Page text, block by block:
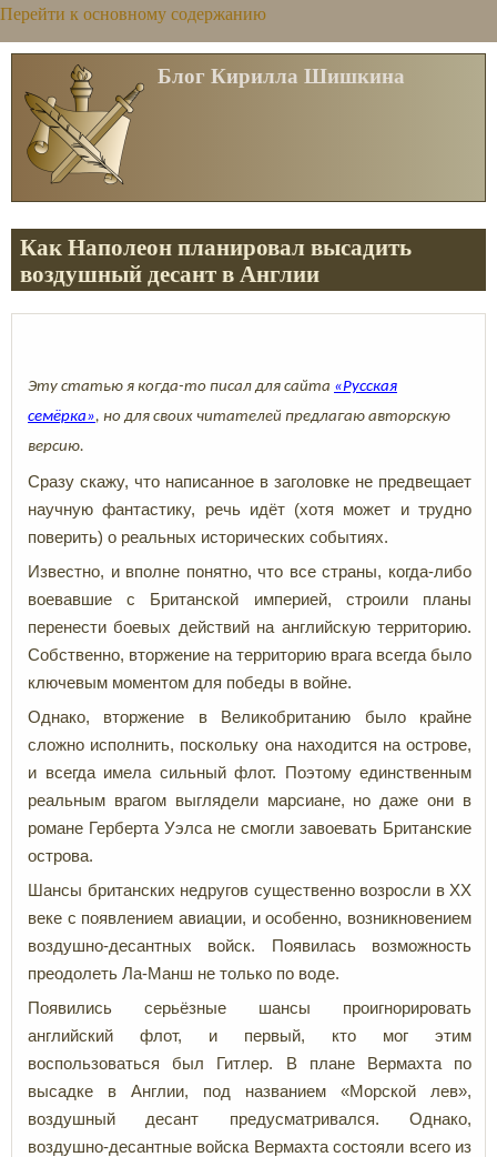
Перейти к основному содержанию
Блог Кирилла Шишкина
Как Наполеон планировал высадить
воздушный десант в Англии
Эту статью я когда-то писал для сайта «Русская
семёрка», но для своих читателей предлагаю авторскую
версию.
Сразу скажу, что написанное в заголовке не предвещает
научную фантастику, речь идёт (хотя может и трудно
поверить) о реальных исторических событиях.
Известно, и вполне понятно, что все страны, когда-либо
воевавшие с Британской империей, строили планы
перенести боевых действий на английскую территорию.
Собственно, вторжение на территорию врага всегда было
ключевым моментом для победы в войне.
Однако, вторжение в Великобританию было крайне
сложно исполнить, поскольку она находится на острове,
и всегда имела сильный флот. Поэтому единственным
реальным врагом выглядели марсиане, но даже они в
романе Герберта Уэлса не смогли завоевать Британские
острова.
Шансы британских недругов существенно возросли в ХХ
веке с появлением авиации, и особенно, возникновением
воздушно-десантных войск. Появилась возможность
преодолеть Ла-Манш не только по воде.
Появились серьёзные шансы проигнорировать
английский флот, и первый, кто мог этим
воспользоваться был Гитлер. В плане Вермахта по
высадке в Англии, под названием «Морской лев»,
воздушный десант предусматривался. Однако,
воздушно-десантные войска Вермахта состояли всего из